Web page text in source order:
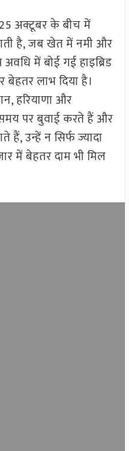
अक्टूबर के बीच में
है, जब खेत में नमी और
में बोई गई हाइब्रिड
बेहतर लाभ दिया है।
हरियाणा और
पर बुवाई करते हैं और
हैं, उन्हें न सिर्फ ज्यादा
में बेहतर दाम भी मिल